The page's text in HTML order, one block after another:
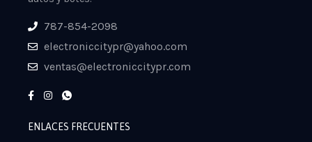
787-854-2098
electroniccitypr@yahoo.com
ventas@electroniccitypr.com
ENLACES FRECUENTES